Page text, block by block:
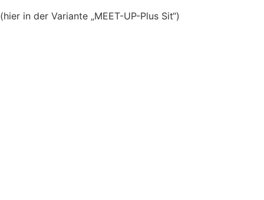
(hier in der Variante „MEET-UP-Plus Sit“)